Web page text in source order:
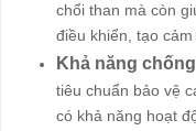
chổi than mà còn
điều khiển, tạo cảm
Khả năng
tiêu chuẩn bảo vệ
có khả năng hoạt